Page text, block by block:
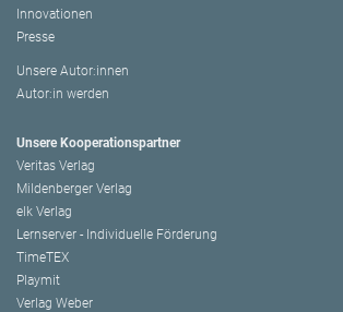
Innovationen
Presse
Unsere Autor:innen
Autor:in werden
Unsere Kooperationspartner
Veritas Verlag
Mildenberger Verlag
elk Verlag
Lernserver - Individuelle Förderung
TimeTEX
Playmit
Verlag Weber